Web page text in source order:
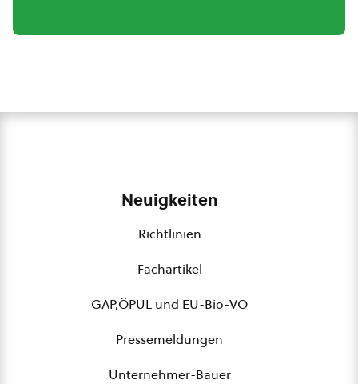
Neuigkeiten
Richtlinien
Fachartikel
GAP,ÖPUL und EU-Bio-VO
Pressemeldungen
Unternehmer-Bauer